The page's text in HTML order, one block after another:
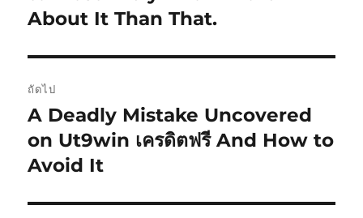
หน้า:
About It Than That.
ถัดไป
เรื่อง
ต่อ
ไป:
A Deadly Mistake Uncovered
on Ut9win เครดิตฟรี And How to
Avoid It